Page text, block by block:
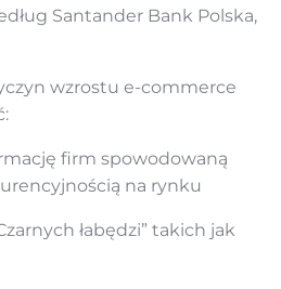
Santander Bank Polska,
wzrostu e-commerce
firm spowodowaną
na rynku
łabędzi” takich jak